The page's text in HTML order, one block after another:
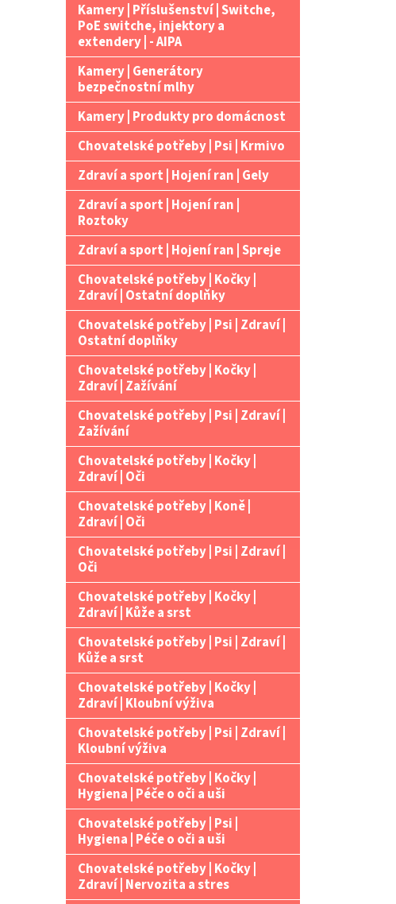
Kamery | Příslušenství | Switche,
PoE switche, injektory a
extendery | - AIPA
Kamery | Generátory
bezpečnostní mlhy
Kamery | Produkty pro domácnost
Chovatelské potřeby | Psi | Krmivo
Zdraví a sport | Hojení ran | Gely
Zdraví a sport | Hojení ran |
Roztoky
Zdraví a sport | Hojení ran | Spreje
Chovatelské potřeby | Kočky |
Zdraví | Ostatní doplňky
Chovatelské potřeby | Psi | Zdraví |
Ostatní doplňky
Chovatelské potřeby | Kočky |
Zdraví | Zažívání
Chovatelské potřeby | Psi | Zdraví |
Zažívání
Chovatelské potřeby | Kočky |
Zdraví | Oči
Chovatelské potřeby | Koně |
Zdraví | Oči
Chovatelské potřeby | Psi | Zdraví |
Oči
Chovatelské potřeby | Kočky |
Zdraví | Kůže a srst
Chovatelské potřeby | Psi | Zdraví |
Kůže a srst
Chovatelské potřeby | Kočky |
Zdraví | Kloubní výživa
Chovatelské potřeby | Psi | Zdraví |
Kloubní výživa
Chovatelské potřeby | Kočky |
Hygiena | Péče o oči a uši
Chovatelské potřeby | Psi |
Hygiena | Péče o oči a uši
Chovatelské potřeby | Kočky |
Zdraví | Nervozita a stres